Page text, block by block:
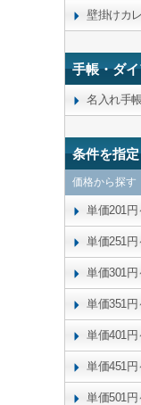
壁掛けカ
手帳・ダ
名入れ手
条件を指定
価格から探す
単価201円
単価251円
単価301円
単価351円
単価401円
単価451円
単価501円